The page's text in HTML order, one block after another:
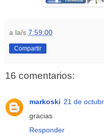
a la/s 7:59:00
Compartir
16 comentarios:
markoski 21 de
gracias
Responder